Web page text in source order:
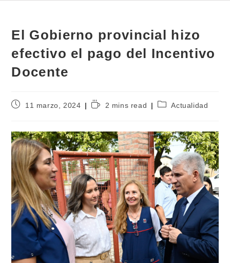
El Gobierno provincial hizo
efectivo el pago del Incentivo
Docente
11 marzo, 2024 2 mins read Actualidad